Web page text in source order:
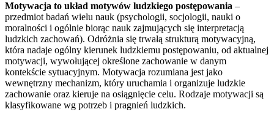
Motywacja to układ motywów ludzkiego postępowania –
przedmiot badań wielu nauk (psychologii, socjologii, nauki o
moralności i ogólnie biorąc nauk zajmujących się interpretacją
ludzkich zachowań). Odróżnia się trwałą strukturą motywacyjną,
która nadaje ogólny kierunek ludzkiemu postępowaniu, od aktualnej
motywacji, wywołującej określone zachowanie w danym
kontekście sytuacyjnym. Motywacja rozumiana jest jako
wewnętrzny mechanizm, który uruchamia i organizuje ludzkie
zachowanie oraz kieruje na osiągnięcie celu. Rodzaje motywacji są
klasyfikowane wg potrzeb i pragnień ludzkich.